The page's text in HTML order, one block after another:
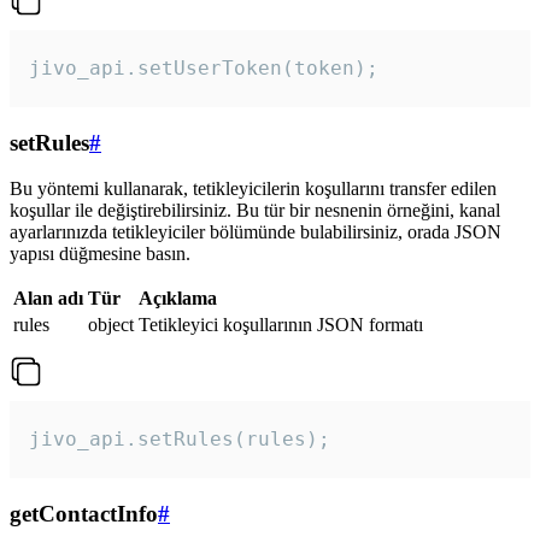
jivo_api.setUserToken(token);
setRules#
Bu yöntemi kullanarak, tetikleyicilerin koşullarını transfer edilen
koşullar ile değiştirebilirsiniz. Bu tür bir nesnenin örneğini, kanal
ayarlarınızda tetikleyiciler bölümünde bulabilirsiniz, orada JSON
yapısı düğmesine basın.
Alan adı Tür
Açıklama
rules
object Tetikleyici koşullarının JSON formatı
jivo_api.setRules(rules);
getContactInfo#